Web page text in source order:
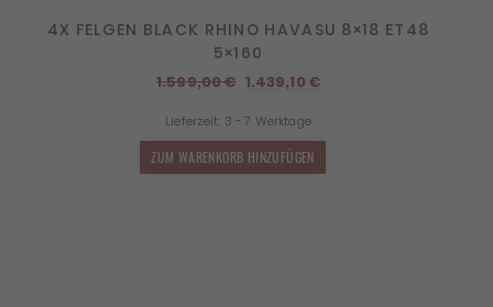
4X FELGEN BLACK RHINO HAVASU 8×18 ET48
5×160
1.599,00€ Ursprünglicher
war:
1.599,00 €
1.439,10 €Aktueller
Lieferzeit: 3 - 7 Werktage
ZUM WARENKORB HINZUFÜGEN